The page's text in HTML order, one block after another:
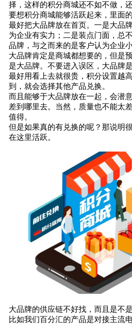
择，这样的积分商城还不如不做，
要想积分商城能够活跃起来，里面
最好把大品牌放在首页。一是大品
为企业有实力；二是装点门面，总
品牌，与之而来的是客户认为企业
大品牌肯定是商城都想要的，但是
是大品牌。不要进入误区，大品牌
最好用看上去就很贵，积分设置越
到，就会选择其他产品兑换。
而且能够于大品牌放在一起，会潜
差到哪里去。当然，质量也不能太
值得。
但是如果真的有兑换的呢？那说明
在这里活跃。
大品牌的供应链不好找，而且是不
比如我们百分汇的产品是对接主流